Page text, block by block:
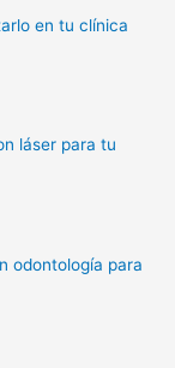
en tu clínica
láser para tu
odontología para